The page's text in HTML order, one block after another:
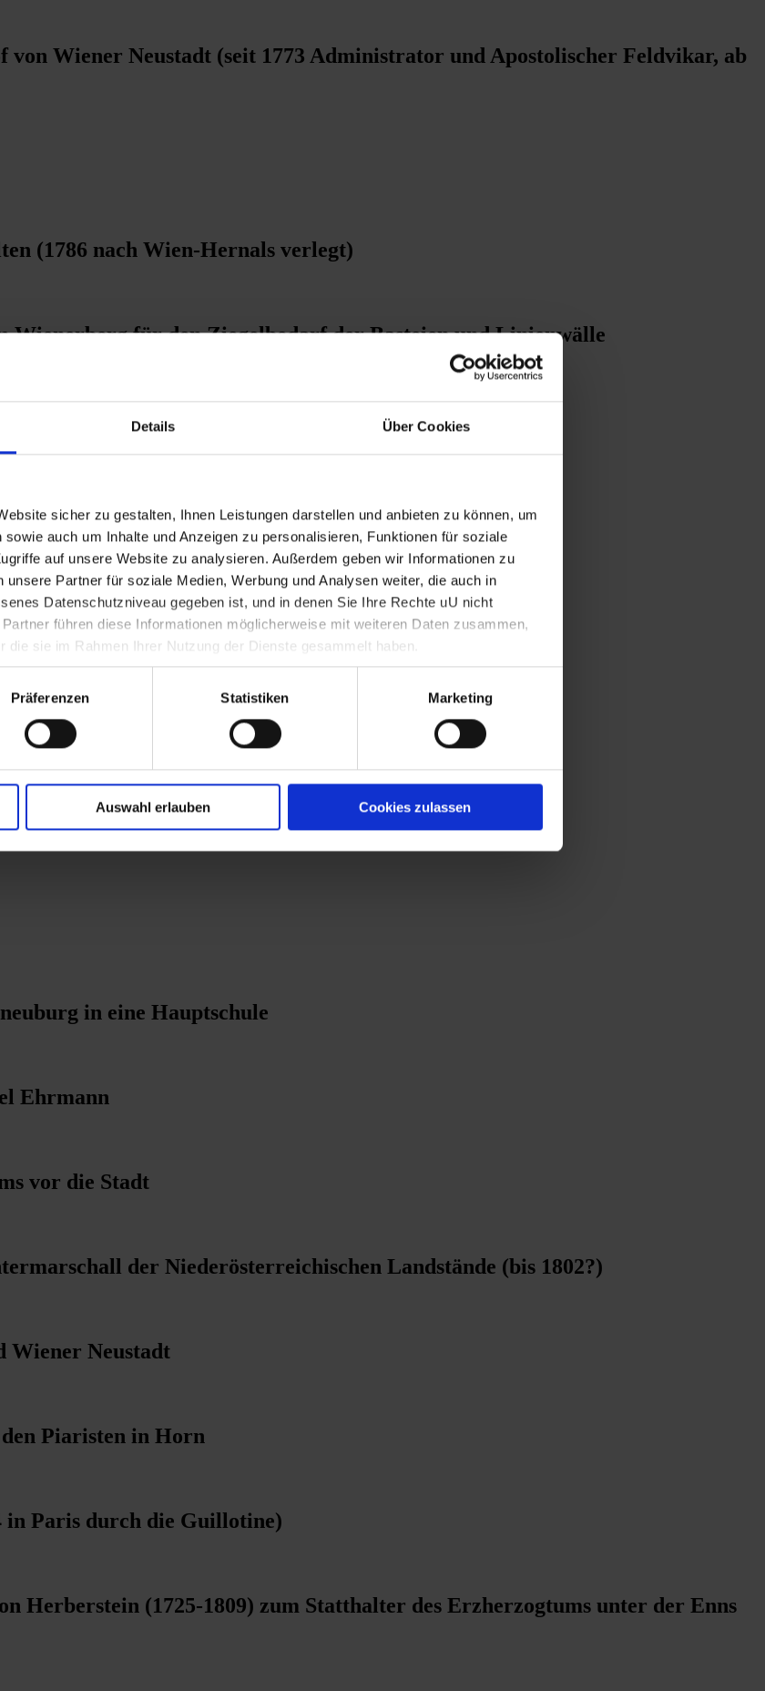
Details Über Cookies
sicher zu gestalten, Ihnen Leistungen darstellen und anbieten zu können, um
auch um Inhalte und Anzeigen zu personalisieren, Funktionen für soziale
auf unsere Website zu analysieren. Außerdem geben wir Informationen zu
unsere Partner für soziale Medien, Werbung und Analysen weiter, die auch in
Datenschutzniveau gegeben ist, und in denen Sie Ihre Rechte uU nicht
führen diese Informationen möglicherweise mit weiteren Daten zusammen,
die sie im Rahmen Ihrer Nutzung der Dienste gesammelt haben.
Präferenzen Statistiken Marketing
Auswahl erlauben Cookies zulassen
Wiener Neustadt (seit 1773 Administrator und Apostolischer Feldvikar, ab
(1786 nach Wien-Hernals verlegt)
Wienerberg für den Ziegelbedarf der Basteien und Linienwälle
Andreas Zach
in Korneuburg (1788-1861 Lehrerausbildung)
- Übernahme des Jesuitengebäudes
Wasserbaumeister Josef Walcher
in eine Hauptschule
Ehrmann
vor die Stadt
der Niederösterreichischen Landstände (bis 1802?)
Wiener Neustadt
Piaristen in Horn
Paris durch die Guillotine)
Herberstein (1725-1809) zum Statthalter des Erzherzogtums unter der Enns